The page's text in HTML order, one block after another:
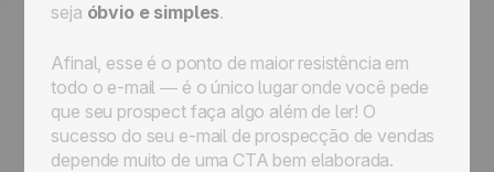
seja óbvio e simples.
Afinal, esse é o ponto de maior resistência em
todo o e-mail — é o único lugar onde você pede
que seu prospectfaça algo além de ler! O
sucesso do seu e-mail de prospecção de vendas
depende muito de uma CTA bem elaborada.